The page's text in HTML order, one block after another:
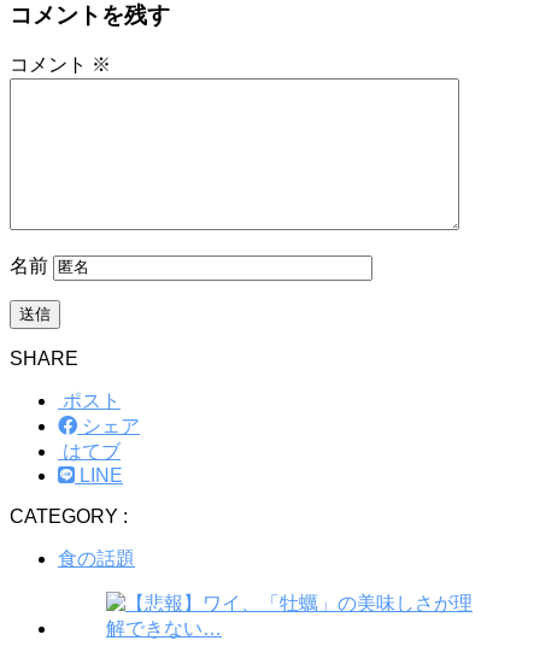
コメントを残す
コメント ※
名前
SHARE
ポスト
シェア
はてブ
LINE
CATEGORY :
食の話題